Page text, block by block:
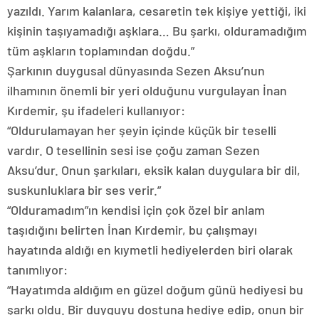
yazıldı. Yarım kalanlara, cesaretin tek kişiye yettiği, iki
kişinin taşıyamadığı aşklara… Bu şarkı, olduramadığım
tüm aşkların toplamından doğdu.”
Şarkının duygusal dünyasında Sezen Aksu’nun
ilhamının önemli bir yeri olduğunu vurgulayan İnan
Kırdemir, şu ifadeleri kullanıyor:
“Oldurulamayan her şeyin içinde küçük bir teselli
vardır. O tesellinin sesi ise çoğu zaman Sezen
Aksu’dur. Onun şarkıları, eksik kalan duygulara bir dil,
suskunluklara bir ses verir.”
“Olduramadım”ın kendisi için çok özel bir anlam
taşıdığını belirten İnan Kırdemir, bu çalışmayı
hayatında aldığı en kıymetli hediyelerden biri olarak
tanımlıyor:
“Hayatımda aldığım en güzel doğum günü hediyesi bu
şarkı oldu. Bir duyguyu dostuna hediye edip, onun bir